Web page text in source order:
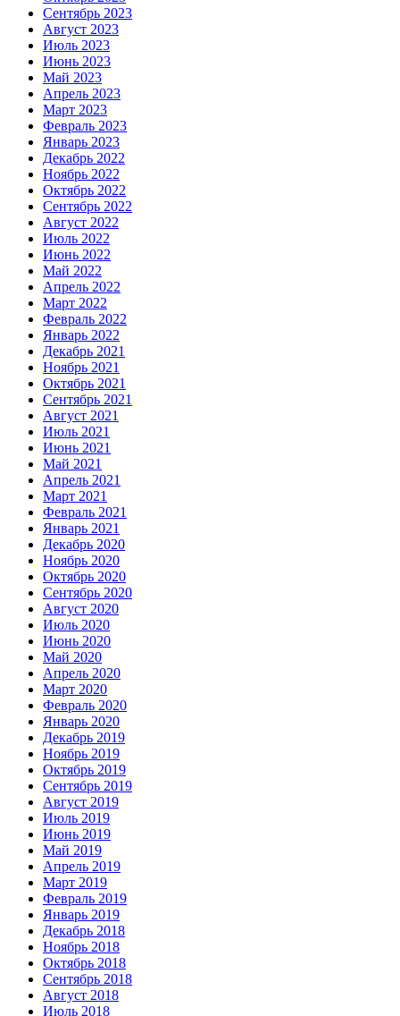
Сентябрь 2023
Август 2023
Июль 2023
Июнь 2023
Май 2023
Апрель 2023
Март 2023
Февраль 2023
Январь 2023
Декабрь 2022
Ноябрь 2022
Октябрь 2022
Сентябрь 2022
Август 2022
Июль 2022
Июнь 2022
Май 2022
Апрель 2022
Март 2022
Февраль 2022
Январь 2022
Декабрь 2021
Ноябрь 2021
Октябрь 2021
Сентябрь 2021
Август 2021
Июль 2021
Июнь 2021
Май 2021
Апрель 2021
Март 2021
Февраль 2021
Январь 2021
Декабрь 2020
Ноябрь 2020
Октябрь 2020
Сентябрь 2020
Август 2020
Июль 2020
Июнь 2020
Май 2020
Апрель 2020
Март 2020
Февраль 2020
Январь 2020
Декабрь 2019
Ноябрь 2019
Октябрь 2019
Сентябрь 2019
Август 2019
Июль 2019
Июнь 2019
Май 2019
Апрель 2019
Март 2019
Февраль 2019
Январь 2019
Декабрь 2018
Ноябрь 2018
Октябрь 2018
Сентябрь 2018
Август 2018
Июль 2018